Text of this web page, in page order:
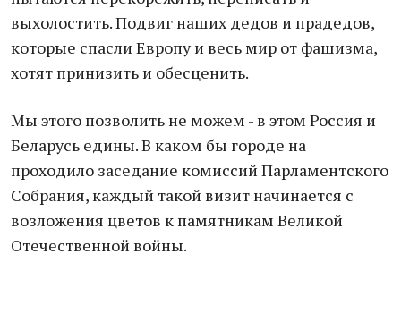
выхолостить. Подвиг наших дедов и прадедов,
которые спасли Европу и весь мир от фашизма,
хотят принизить и обесценить.
Мы этого позволить не можем - в этом Россия и
Беларусь едины. В каком бы городе на
проходило заседание комиссий Парламентского
Собрания, каждый такой визит начинается с
возложения цветов к памятникам Великой
Отечественной войны.